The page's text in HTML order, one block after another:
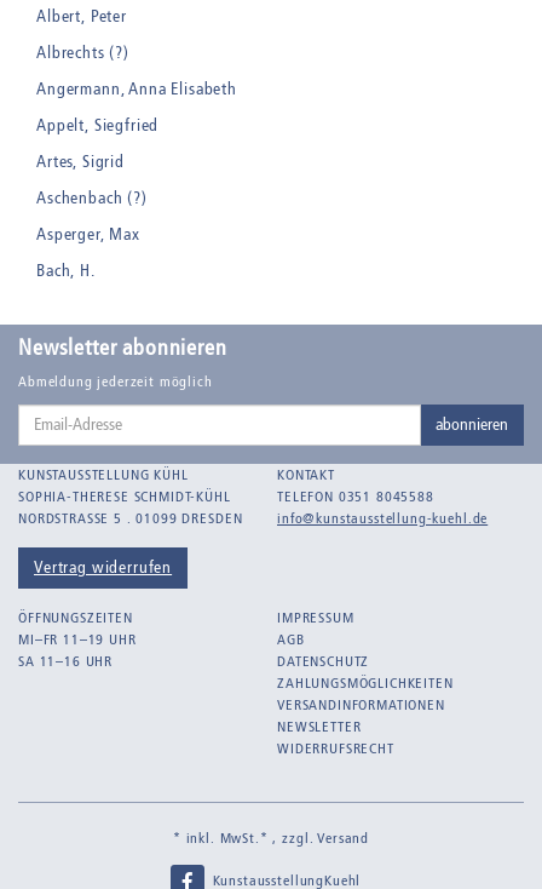
Albert, Peter
Albrechts (?)
Angermann, Anna Elisabeth
Appelt, Siegfried
Artes, Sigrid
Aschenbach (?)
Asperger, Max
Bach, H.
Balden, Theo , eigentlich Otto Koehler
Balden-Wolff, Annemarie
Bankroth, Bernd
Bankroth, Ursula
Barth, Arthur Julius
Bartnig, Horst
Bartzsch, Paul Kurt
Becker, F.
Beckmann, Max
Newsletter abonnieren
Abmeldung jederzeit möglich
Email-
abonnieren
KUNSTAUSSTELLUNG KÜHL
SOPHIA-THERESE SCHMIDT-KÜHL
NORDSTRASSE 5 . 01099 DRESDEN
Vertrag widerrufen
KONTAKT
TELEFON 0351 8045588
info@kunstausstellung-kuehl.de
ÖFFNUNGSZEITEN
MI–FR 11–19 UHR
SA 11–16 UHR
IMPRESSUM
AGB
DATENSCHUTZ
ZAHLUNGSMÖGLICHKEITEN
VERSANDINFORMATIONEN
NEWSLETTER
WIDERRUFSRECHT
* inkl. MwSt.* , zzgl.Versand
KunstausstellungKuehl